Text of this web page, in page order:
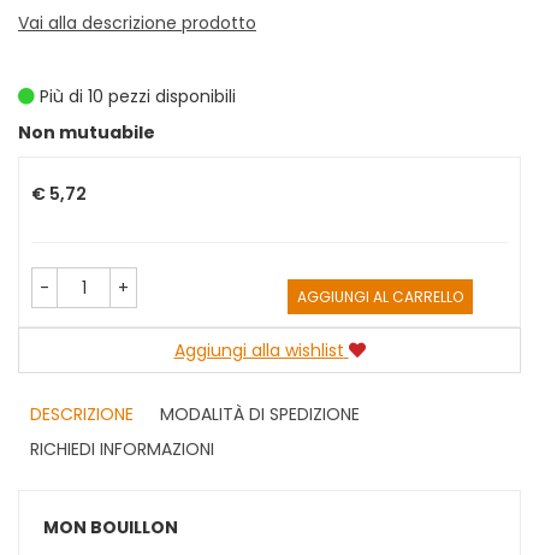
Vai alla descrizione prodotto
Più di 10 pezzi disponibili
Non mutuabile
Prezzo
€ 5,72
- + AGGIUNGI AL CARRELLO
Aggiungi alla wishlist
DESCRIZIONE
MODALITÀ DI SPEDIZIONE
RICHIEDI INFORMAZIONI
MON BOUILLON